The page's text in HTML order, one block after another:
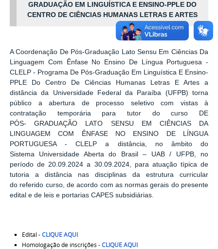
GRADUAÇÃO EM LINGUÍSTICA E ENSINO-PPLE DO
CENTRO DE CIÊNCIAS HUMANAS LETRAS E ARTES
A Coordenação De Pós-Graduação Lato Sensu Em Ciências Da
Linguagem Com Ênfase No Ensino De Língua Portuguesa -
CLELP - Programa De Pós-Graduação Em Linguística E Ensino-
PPLE Do Centro De Ciências Humanas Letras E Artes a
distância da Universidade Federal da Paraíba (UFPB) torna
público a abertura de processo seletivo com vistas à
contratação temporária para tutor do curso DE
PÓS- GRADUAÇÃO LATO SENSU EM CIÊNCIAS DA
LINGUAGEM COM ÊNFASE NO ENSINO DE LÍNGUA
PORTUGUESA - CLELP a distância, no âmbito do
Sistema Universidade Aberta do Brasil – UAB / UFPB, no
período de 20.09.2024 a 30.09.2024, para atuação típica de
tutoria a distância nas disciplinas da estrutura curricular
do referido curso, de acordo com as normas gerais do presente
edital e de leis e portarias CAPES subsidiárias.
Edital -CLIQUE AQUI
Homologação de inscrições -CLIQUE AQUI